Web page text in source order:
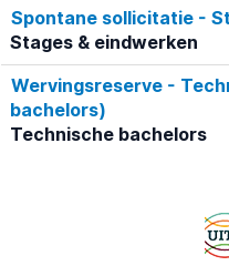
Spontane sollicitatie -
Stages & eindwerken
Wervingsreserve -
bachelors)
Technische bachelors